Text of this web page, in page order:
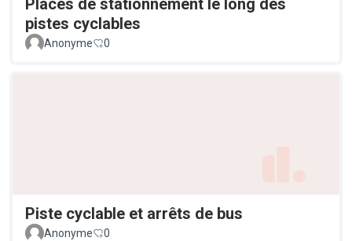
Places de stationnement le long des
pistes cyclables
Anonyme 0
Piste cyclable et arrêts de bus
Anonyme 0